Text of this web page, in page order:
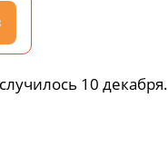
10 декабря.